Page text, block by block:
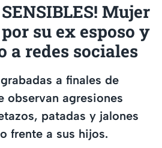
Mujer
su ex esposo y
a redes sociales
a finales de
observan agresiones
patadas y jalones
frente a sus hijos.